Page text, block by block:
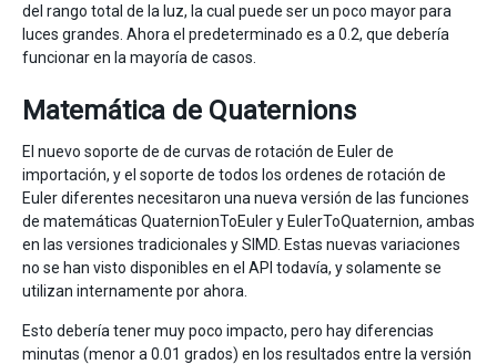
del rango total de la luz, la cual puede ser un poco mayor para
luces grandes. Ahora el predeterminado es a 0.2, que debería
funcionar en la mayoría de casos.
Matemática de Quaternions
El nuevo soporte de de curvas de rotación de Euler de
importación, y el soporte de todos los ordenes de rotación de
Euler diferentes necesitaron una nueva versión de las funciones
de matemáticas QuaternionToEuler y EulerToQuaternion, ambas
en las versiones tradicionales y SIMD. Estas nuevas variaciones
no se han visto disponibles en el API todavía, y solamente se
utilizan internamente por ahora.
Esto debería tener muy poco impacto, pero hay diferencias
minutas (menor a 0.01 grados) en los resultados entre la versión